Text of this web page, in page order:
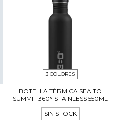
3 COLORES
BOTELLA TÉRMICA SEA TO
SUMMIT 360° STAINLESS 550ML
SIN STOCK